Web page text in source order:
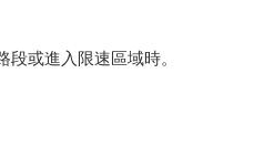
或進入限速區域時。